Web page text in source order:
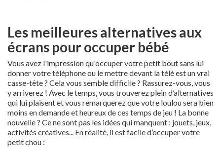
Les meilleures alternatives aux
écrans pour occuper bébé
Vous avez l'impression qu'occuper votre petit bout sans lui
donner votre téléphone ou le mettre devant la télé est un vrai
casse-tête ? Cela vous semble difficile ? Rassurez-vous, vous
y arriverez ! Avec le temps, vous trouverez plein d’alternatives
qui lui plaisent et vous remarquerez que votre loulou sera bien
moins en demande et heureux de ces temps de jeu ! La bonne
nouvelle ? Ce ne sont pas les idées qui manquent : jouets, jeux,
activités créatives... En réalité, il est facile d’occuper votre
petit chou :